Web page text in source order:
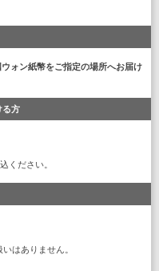
ォン紙幣をご指定の場所へお届け
る方
ください。
はありません。